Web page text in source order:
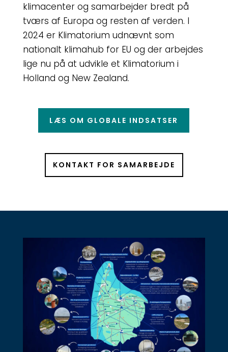
klimacenter og samarbejder bredt på
tværs af Europa og resten af verden. I
2024 er Klimatorium udnævnt som
nationalt klimahub for EU og der arbejdes
lige nu på at udvikle et Klimatorium i
Holland og New Zealand.
LÆS OM GLOBALE INDSATSER
KONTAKT FOR SAMARBEJDE